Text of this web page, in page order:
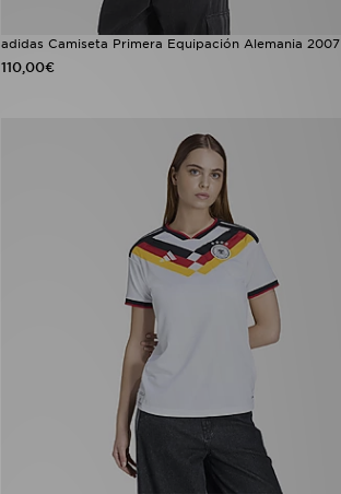
adidas Camiseta Primera Equipación Alemania 2007
110,00€